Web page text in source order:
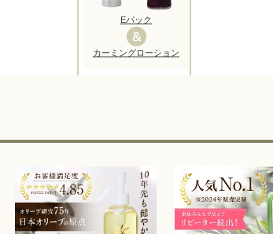
Eパック
カーミングローション